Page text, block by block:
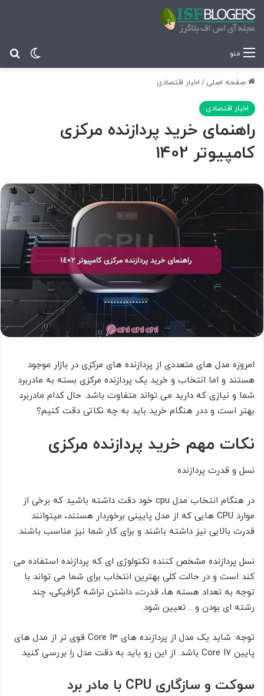
منو
صفحه اصلی / اخبار اقتصادی
اخبار اقتصادی
راهنمای خرید پردازنده مرکزی
کامپیوتر 1402
امروزه مدل های متعددی از پردازنده های مرکزی در بازار موجود
هستند و اما انتخاب و خرید یک پردازنده مرکزی بسته به مادربرد
شما و نیازی که دارید می تواند متفاوت باشد. حال کدام مادربرد
بهتر است و ددر هنگام خرید باید به چه نکاتی دقت کنیم؟
نکات مهم خرید پردازنده مرکزی
نسل و قدرت پردازنده
در هنگام انتخاب مدل cpu خود دقت داشته باشید که برخی از
موارد CPU هایی که از مدل پایینی برخوردار هستند، میتوانند
قدرت بالایی نیز داشته باشند و برای کار شما نیز مناسب باشند.
نسل پردازنده مشخص کننده تکنولوژی ای که پردازنده استفاده می
کند است و در حالت کلی بهترین انتخاب برای شما می تواند با
توجه به تعداد هسته ها، قدرت، داشتن تراشه گرافیکی، چند
رشته ای بودن و .. تعیین شود.
توجه: شاید یک مدل از پردازنده های Core I3 قوی تر از مدل های
پایین Core I7 باشد. از این رو باید به دقت مدل را بررسی کنید.
سوکت و سازگاری CPU با مادر برد